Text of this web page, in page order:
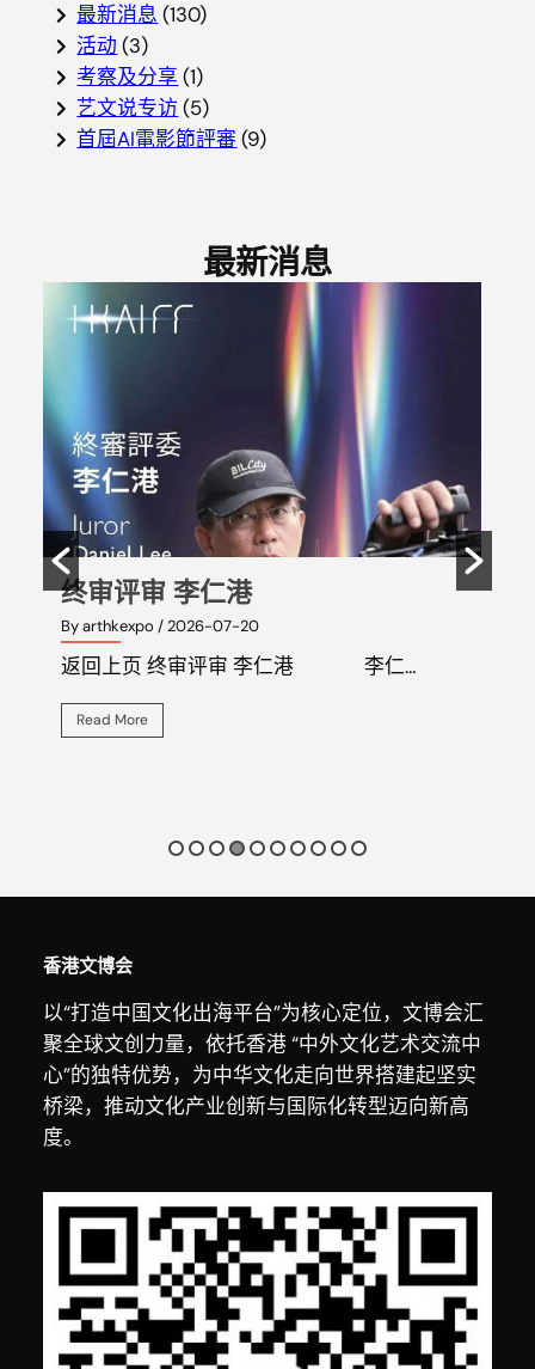
最新消息 (130)
活动 (3)
考察及分享 (1)
艺文说专访 (5)
首屆AI電影節評審 (9)
最新消息
终审评审 李仁港
By arthkexpo/ 2026-07-20
返回上页 终审评审 李仁港 李仁…
Read More
终
香港文博会
以“打造中国文化出海平台”为核心定位，文博会汇
聚全球文创力量，依托香港 “中外文化艺术交流中
心”的独特优势，为中华文化走向世界搭建起坚实
桥梁，推动文化产业创新与国际化转型迈向新高
度。